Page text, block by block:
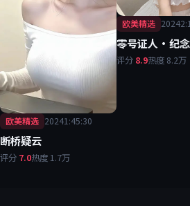
欧美精选 20241:45:30
断桥疑云
评分 7.0热度 1.7万
欧美精选 2024
零号证人·纪
评分 8.9热度 8.2万